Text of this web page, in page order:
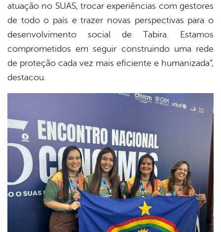
atuação no SUAS, trocar experiências com gestores
de todo o país e trazer novas perspectivas para o
desenvolvimento social de Tabira. Estamos
comprometidos em seguir construindo uma rede
de proteção cada vez mais eficiente e humanizada”,
destacou.